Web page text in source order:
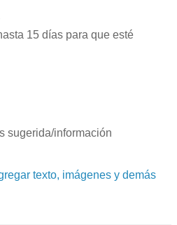
15 días para que esté
sugerida/información
texto, imágenes y demás